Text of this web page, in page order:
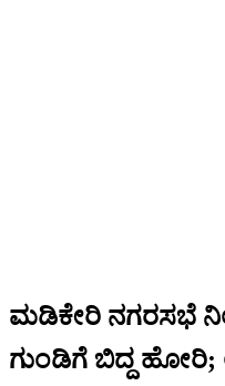
ಮಡಿಕೇರಿ ನಗರಸಭೆ
ಗುಂಡಿಗೆ ಬಿದ್ದ